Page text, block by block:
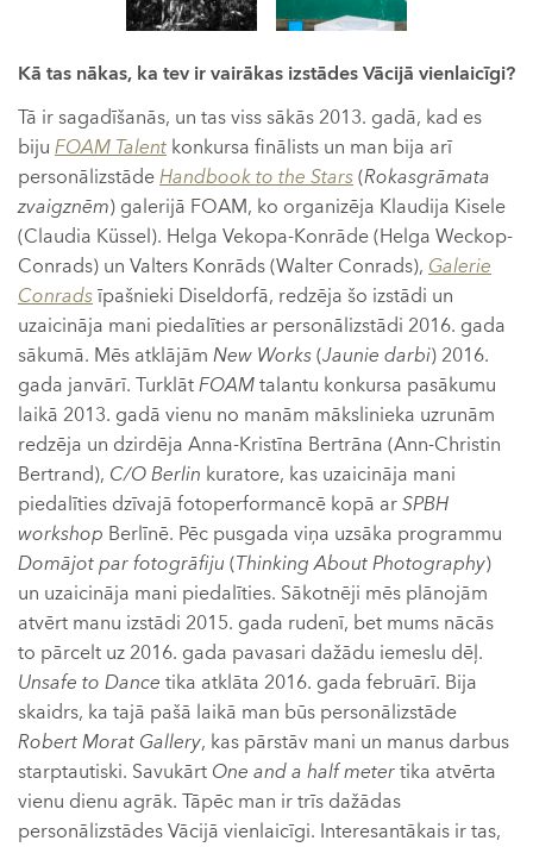
Kā tas nākas, ka tev ir vairākas izstādes Vācijā vienlaicīgi?
Tā ir sagadīšanās, un tas viss sākās 2013. gadā, kad es
biju FOAM Talent konkursa finālists un man bija arī
personālizstādeHandbook to the Stars(Rokasgrāmata
zvaigznēm) galerijā FOAM, ko organizēja Klaudija Kisele
(Claudia Küssel). Helga Vekopa-Konrāde (Helga Weckop-
Conrads) un Valters Konrāds (Walter Conrads), Galerie
Conradsīpašnieki Diseldorfā, redzēja šo izstādi un
uzaicināja mani piedalīties ar personālizstādi 2016. gada
sākumā. Mēs atklājām New Works(Jaunie darbi) 2016.
gada janvārī. TurklātFOAMtalantu konkursa pasākumu
laikā 2013. gadā vienu no manām mākslinieka uzrunām
redzēja un dzirdēja Anna-Kristīna Bertrāna (Ann-Christin
Bertrand), C/O Berlin kuratore, kas uzaicināja mani
piedalīties dzīvajā fotoperformancē kopā arSPBH
workshop Berlīnē. Pēc pusgada viņa uzsāka programmu
Domājot par fotogrāfiju (Thinking About Photography)
un uzaicināja mani piedalīties. Sākotnēji mēs plānojām
atvērt manu izstādi 2015. gada rudenī, bet mums nācās
to pārcelt uz 2016. gada pavasari dažādu iemeslu dēļ.
Unsafe to Dance tika atklāta 2016. gada februārī. Bija
skaidrs, ka tajā pašā laikā man būs personālizstāde
Robert Morat Gallery, kas pārstāv mani un manus darbus
starptautiski. Savukārt One and a half metertika atvērta
vienu dienu agrāk. Tāpēc man ir trīs dažādas
personālizstādes Vācijā vienlaicīgi. Interesantākais ir tas,